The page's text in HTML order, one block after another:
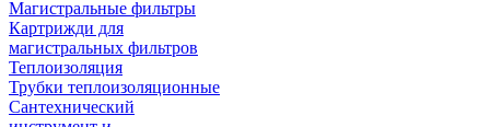
Магистральные фильтры
Картрижди для
магистральных фильтров
Теплоизоляция
Трубки теплоизоляционные
Сантехнический